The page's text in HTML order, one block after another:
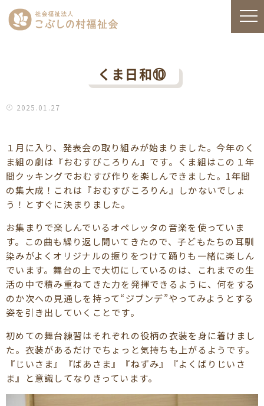
くま日和⑩
2025.01.27
１月に入り、発表会の取り組みが始まりました。今年のく
ま組の劇は『おむすびころりん』です。くま組はこの１年
間クッキングでおむすび作りを楽しんできました。1年間
の集大成！これは『おむすびころりん』しかないでしょ
う！とすぐに決まりました。
お集まりで楽しんでいるオペレッタの音楽を使っていま
す。この曲も繰り返し聞いてきたので、子どもたちの耳馴
染みがよくオリジナルの振りをつけて踊りも一緒に楽しん
でいます。舞台の上で大切にしているのは、これまでの生
活の中で積み重ねてきた力を発揮できるように、何をする
のか次への見通しを持って“ジブンデ”やってみようとする
姿を引き出していくことです。
初めての舞台練習はそれぞれの役柄の衣装を身に着けまし
た。衣装があるだけでちょっと気持ちも上がるようです。
『じいさま』『ばあさま』『ねずみ』『よくばりじいさ
ま』と意識してなりきっています。